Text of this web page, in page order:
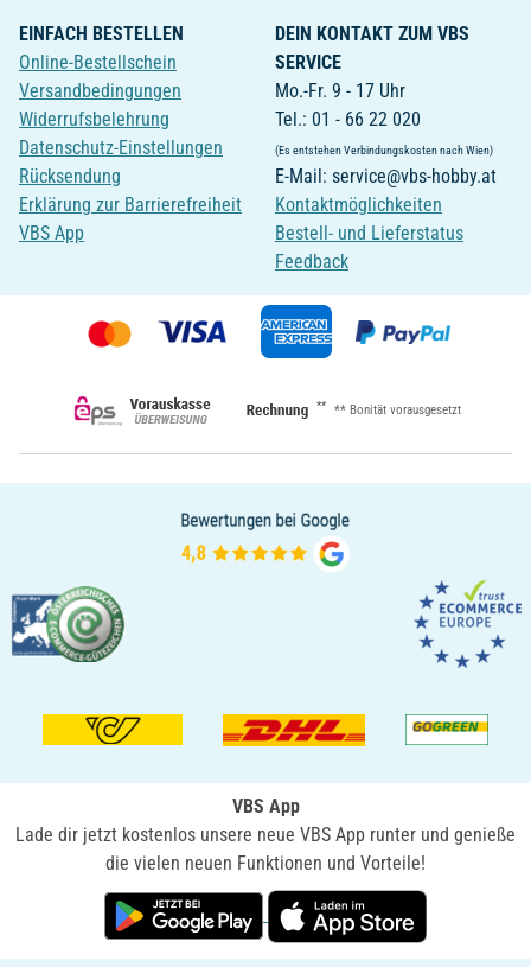
EINFACH BESTELLEN
Online-Bestellschein
Versandbedingungen
Widerrufsbelehrung
Datenschutz-Einstellungen
Rücksendung
Erklärung zur Barrierefreiheit
VBS App
DEIN KONTAKT ZUM VBS
SERVICE
Mo.-Fr. 9 - 17 Uhr
Tel.: 01 - 66 22 020
(Es entstehen Verbindungskosten nach Wien)
E-Mail: service@vbs-hobby.at
Kontaktmöglichkeiten
Bestell- und Lieferstatus
Feedback
** ** Bonität vorausgesetzt
VBS App
Lade dir jetzt kostenlos unsere neue VBS App runter und genieße
die vielen neuen Funktionen und Vorteile!